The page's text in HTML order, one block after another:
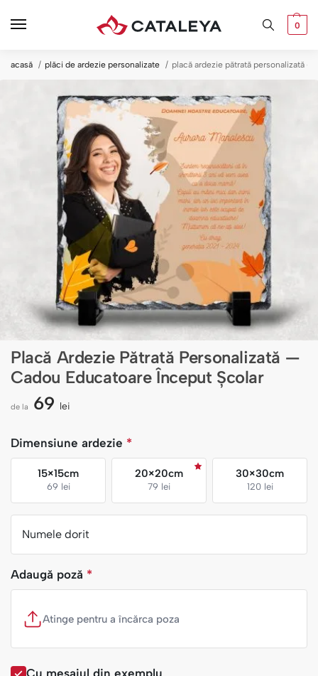
0
acasă plăci de ardezie personalizate placă ardezie pătrată personalizată
Placă Ardezie Pătrată Personalizată —
Cadou Educatoare Început Școlar
de la 69 lei
Dimensiune ardezie *
15×15cm
69 lei
20×20cm
79 lei
30×30cm
120 lei
Numele dorit
Adaugă poză *
Atinge pentru a încărca poza